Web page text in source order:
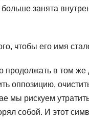
больше занята
чтобы его имя
продолжать в том
оппозицию,
мы рискуем
собой. И этот